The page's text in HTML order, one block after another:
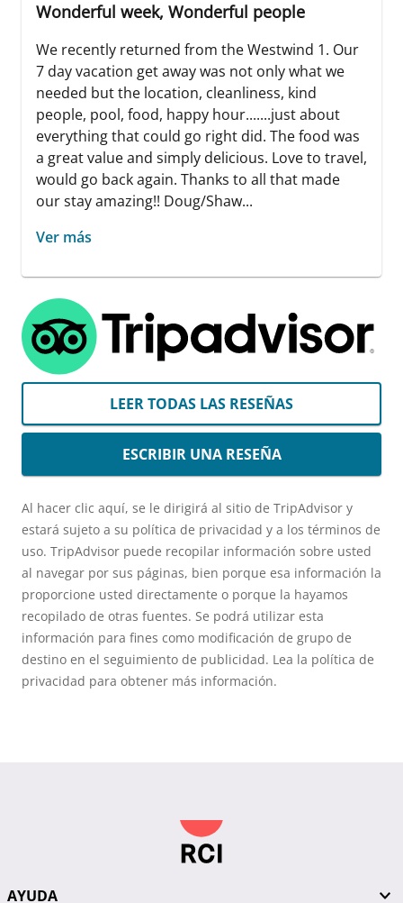
Wonderful week, Wonderful people
We recently returned from the Westwind 1. Our
7 day vacation get away was not only what we
needed but the location, cleanliness, kind
people, pool, food, happy hour.......just about
everything that could go right did. The food was
a great value and simply delicious. Love to travel,
would go back again. Thanks to all that made
our stay amazing!! Doug/Shaw...
Ver más
LEER TODAS LAS RESEÑAS
ESCRIBIR UNA RESEÑA
Al hacer clic aquí, se le dirigirá al sitio de TripAdvisor y
estará sujeto a su política de privacidad y a los términos de
uso. TripAdvisor puede recopilar información sobre usted
al navegar por sus páginas, bien porque esa información la
proporcione usted directamente o porque la hayamos
recopilado de otras fuentes. Se podrá utilizar esta
información para fines como modificación de grupo de
destino en el seguimiento de publicidad. Lea la política de
privacidad para obtener más información.
AYUDA